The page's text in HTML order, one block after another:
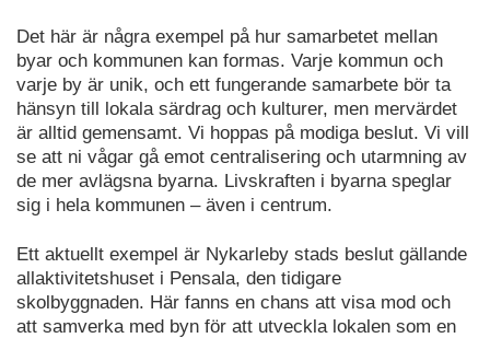
Det här är några exempel på hur samarbetet mellan
byar och kommunen kan formas. Varje kommun och
varje by är unik, och ett fungerande samarbete bör ta
hänsyn till lokala särdrag och kulturer, men mervärdet
är alltid gemensamt. Vi hoppas på modiga beslut. Vi vill
se att ni vågar gå emot centralisering och utarmning av
de mer avlägsna byarna. Livskraften i byarna speglar
sig i hela kommunen – även i centrum.
Ett aktuellt exempel är Nykarleby stads beslut gällande
allaktivitetshuset i Pensala, den tidigare
skolbyggnaden. Här fanns en chans att visa mod och
att samverka med byn för att utveckla lokalen som en